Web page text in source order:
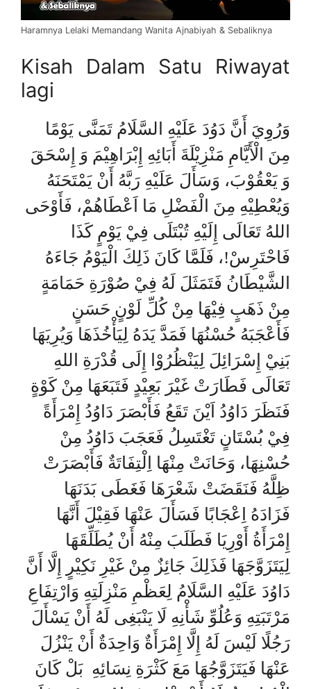
Haramnya Lelaki Memandang Wanita Ajnabiyah & Sebaliknya
Kisah Dalam Satu Riwayat
lagi
وَرُوِيَ أَنَّ دَوُدَ عَلَيْهِ السَّلَامُ تَمَنَّى يَوْمًا
مِنَ الْأَيَّامِ مَنْزِيْلَةَ أَبَائِهِ إِبْرَاهِيْمَ وَ إِسْحَقَ
وَ يَعْقُوْبَ، وَسَأَلَ عَلَيْهِ رَبَّهُ أَنْ يَمْتَحَنَهُ
وَيُعْطِيْهِ مِنَ الْفَضْلِ مَا اَعْطَاهُمْ، فَأَوْحَى
اللهُ تَعَالَى إِلَيْهِ تُبْتَلَى فِيْ يَوْمٍ كَذَا
فَاحْتَرِسْ!، فَلَمَّا كَانَ ذَلِكَ الْيَوْمُ جَاءَهُ
الشَّيْطَانُ فَتَمَثَلَ لَهُ فِيْ صُوْرَةِ حَمَامَةٍ
مِنْ ذَهَبٍ فِيْهَا مِنْ كُلِّ لَوْنٍ حَسَنٍ
فَأَعْجَبَهُ حُسْنُهَا فَمَدَّ يَدَهُ لِيَأْخُذَهَا وَيُرِيَهَا
بَنِيْ إِسْرَائِلَ لِيَنْظُرُوْا إِلَى قُدْرَةِ اللهِ
تَعَالَى فَطَارَتْ غَيْرَ بَعِيْدٍ فَتَبَعَهَا مِنْ كَوْةٍ
فَنَظَرَ دَاوُدُ اَيْنَ تَقَعُ فَأَبْصَرَ دَاوُدُ إِمْرَأَةً
فِيْ بُسْتَانٍ تَغْتَسِلُ فَعَجَبَ دَاوُدُ مِنْ
حُسْنِهَا، وَحَانَتْ مِنْهَا اِلْتِفَاتَةٌ فَأَبْصَرَتْ
ظِلَّهُ فَنَقَضَتْ شَعْرَهَا فَغَطَى بَدَنَهَا
فَزَادَهُ اِعْجَابًا فَسَأَلَ عَنْهَا فَقِيْلَ أَنَّهَا
إِمْرَأَةُ أَوْرِيَا فَطَلَبَ مِنْهُ أَنْ يُطَلِّقَهَا
لِيَتَزَوَّجَهَا فَذَلِكَ جَائِزٌ مِنْ غَيْرِ نَكِيْرٍ إِلَّا أَنَّ
دَاوُدَ عَلَيْهِ السَّلَامُ لِعَظْمِ مَنْزِلَتِهِ وَارْتِفَاعِ
مَرْتَبَتِهِ وَعُلُوِّ شَأْنِهِ لَا يَنْبَغِى لَهُ أَنْ يَسْأَلَ
رَجُلًا لَيْسَ لَهُ إِلَّا إِمْرَأَةٌ وَاحِدَةٌ أَنْ يَنْزُلَ
عَنْهَا فَيَتَزَوَّجُهَا مَعَ كَثْرَةِ نِسَائِهِ بَلْ كَانَ